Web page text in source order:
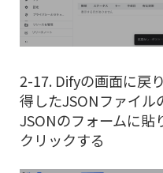
2-17. Difyの画面に戻
得したJSONファイル
JSONのフォームに貼
クリックする